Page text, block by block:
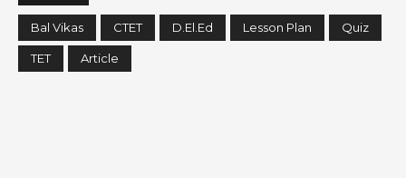
Bal Vikas CTET D.El.Ed Lesson Plan Quiz
TET Article